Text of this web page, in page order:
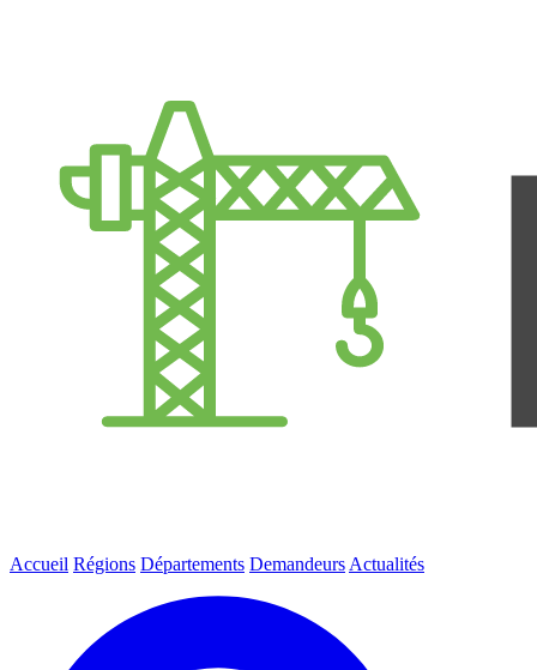
Accueil Régions Départements Demandeurs Actualités